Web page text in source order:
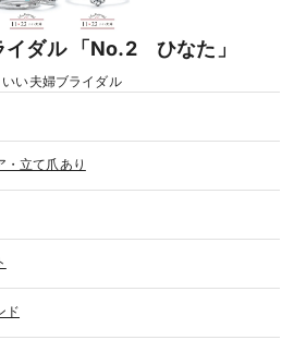
イダル 「No.2 ひなた」
いい夫婦ブライダル
・立て爪あり
ド